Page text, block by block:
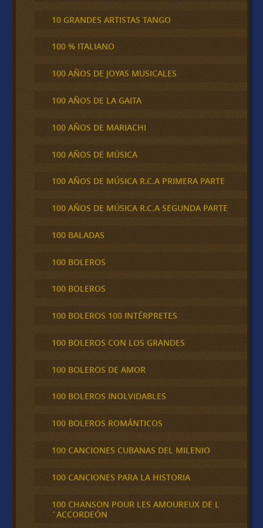
10 GRANDES ARTISTAS TANGO
100 % ITALIANO
100 AÑOS DE JOYAS MUSICALES
100 AÑOS DE LA GAITA
100 AÑOS DE MARIACHI
100 AÑOS DE MÚSICA
100 AÑOS DE MÚSICA R.C.A PRIMERA PARTE
100 AÑOS DE MÚSICA R.C.A SEGUNDA PARTE
100 BALADAS
100 BOLEROS
100 BOLEROS
100 BOLEROS 100 INTÉRPRETES
100 BOLEROS CON LOS GRANDES
100 BOLEROS DE AMOR
100 BOLEROS INOLVIDABLES
100 BOLEROS ROMÁNTICOS
100 CANCIONES CUBANAS DEL MILENIO
100 CANCIONES PARA LA HISTORIA
100 CHANSON POUR LES AMOUREUX DE L
´ACCORDEÓN